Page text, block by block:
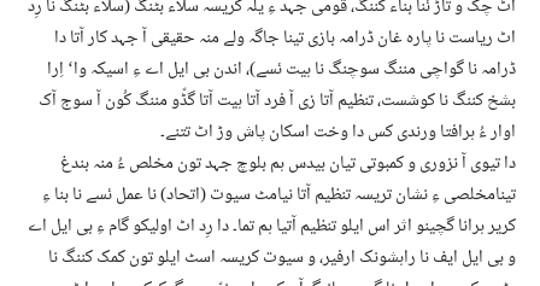
اٹ چک و تاڑ ئنا بناء کننگ، قومی جہد ءِ یلہ کریسہ سلاء بٹنگ (سلاء بٹنگ نا رِد
اٹ ریاست نا پارہ غان ڈرامہ بازی تینا جاگہ ولے منہ حقیقی آ جہد کار آتا دا
ڈرامہ نا گواچی مننگ سوچنگ نا ہیت ئسے)، اندن بی ایل اے ءِ اسیکہ وا‘ اِرا
بشخ کننگ نا کوشست، تنظیم آتا زی آ فرد آتا ہیت آتا گڈّو مننگ کُون آ سوج آک
اوار ءُ ہرافتا ورندی کس دا وخت اسکان پاش وڑ اٹ تتنے۔
دا تیوی آ نزوری و کمبوتی تیان بیدس ہم بلوچ جہد تون مخلص ءُ منہ بندغ
تینامخلصی ءِ نشان تریسہ تنظیم آتا نیامٹ سیوت (اتحاد) نا عمل ئسے نا بنا ءِ
کریر ہرانا گچینو اثر اس ایلو تنظیم آتیا ہم تما۔ دا رِد اٹ اولیکو گام ءِ بی ایل اے
و بی ایل ایف نا راہشونک ارفیر، و سیوت کریسہ اسٹ ایلو تون کمک کننگ نا